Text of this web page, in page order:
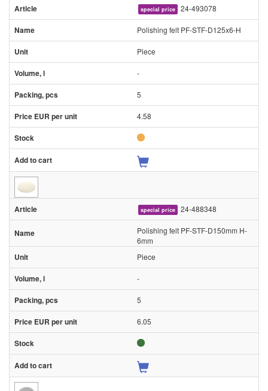
special price 24-493078
Polishing felt PF-STF-D125x6-H
Piece
-
5
4.58
special price 24-488348
Polishing felt PF-STF-D150mm H-
6mm
Piece
-
5
6.05